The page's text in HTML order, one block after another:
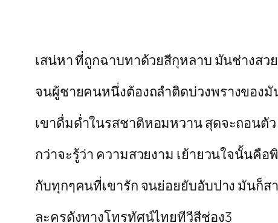
เสน่หา ที่ถูกฉาบทาด้วยสีกุหลาบ มันช่างสว
จนผู้ชายคนหนึ่งต้องถลำติดบ่วงพรางของมั
เขาดื่มด่ำในรสชาติหอมหวาน สุดจะถอนตั
กว่าจะรู้ว่า ความสวยงาม เย้ายวนใจนั้นคื
กับทุกๆคนที่เขารัก จนย่อยยับอับปาง มันก็ส
ละครดังทางโทรทัศน์ไทยทีวีสีช่อง3